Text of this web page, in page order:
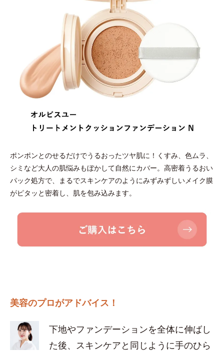
ポンポンとのせるだけでうるおったツヤ肌に！くすみ、色ムラ、
シミなど大人の肌悩みもぼかして自然にカバー。高密着うるおい
パック処方で、まるでスキンケアのようにみずみずしいメイク膜
がピタッと密着し、肌を包み込みます。
美容のプロがアドバイス！
下地やファンデーションを全体に伸ばし
た後、スキンケアと同じように手のひら